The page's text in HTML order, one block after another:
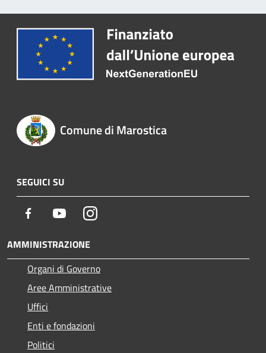
Comune di Marostica
SEGUICI SU
Facebook YoutubeInstagram
AMMINISTRAZIONE
Organi di Governo
Aree Amministrative
Uffici
Enti e fondazioni
Politici